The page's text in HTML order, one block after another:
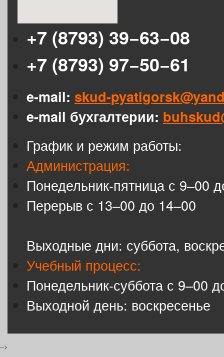
+7 (8793) 39−63−08
+7 (8793) 97−50−61
e-mail: skud-
e-mail бухгалтерии:
График и режим работы:
Администрация:
Понедельник-пятница с 9–00
Перерыв с 13–00 до 14–00
Выходные дни: суббота,
Учебный процесс:
Понедельник-суббота с 9–00
Выходной день: воскресенье
-->